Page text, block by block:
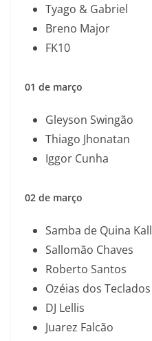
Tyago & Gabriel
Breno Major
FK10
01 de março
Gleyson Swingão
Thiago Jhonatan
Iggor Cunha
02 de março
Samba de Quina Kall
Sallomão Chaves
Roberto Santos
Ozéias dos Teclados
DJ Lellis
Juarez Falcão